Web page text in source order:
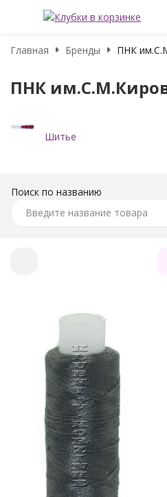
Главная Бренды ПНК
ПНК
Шитье
Поиск по названию